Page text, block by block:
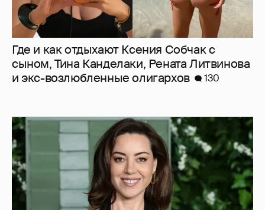
Где и как отдыхают Ксения Собчак с
сыном, Тина Канделаки, Рената Литвинова
и экс-возлюбленные олигархов
130